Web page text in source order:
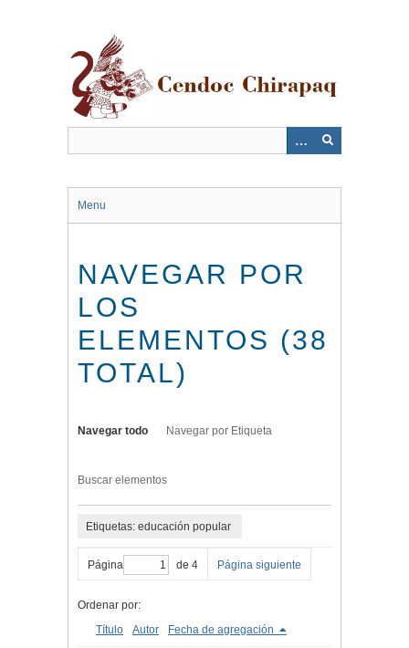
Menu
NAVEGAR POR
LOS
ELEMENTOS (38
TOTAL)
Navegar todo Navegar por Etiqueta
Buscar elementos
Etiquetas: educación popular
Página de 4 Página siguiente
Ordenar por:
Título
Autor Fecha de agregación